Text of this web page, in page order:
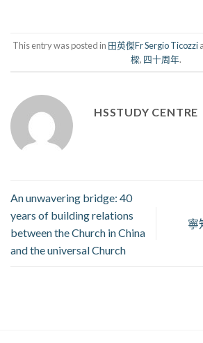
This entry was posted in 田英傑Fr Sergio Ticozzi
樑, 四十周年.
HSSTUDY CENTRE
An unwavering bridge: 40
years of building relations
between the Church in China
and the universal Church
寧